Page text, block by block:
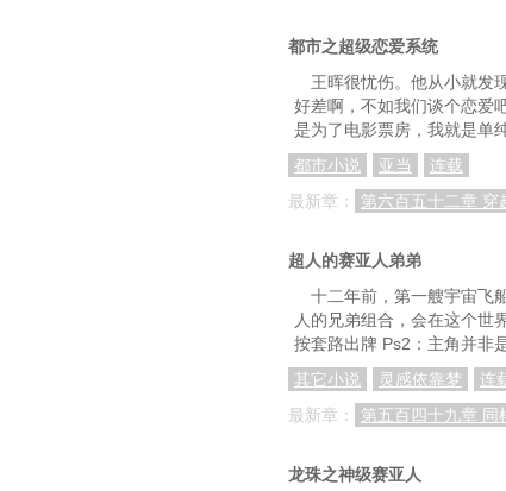
都市之超级恋爱系统
王晖很忧伤。他从小就发
好差啊，不如我们谈个恋爱
是为了电影票房，我就是单
都市小说
亚当
连载
最新章：
第六百五十二章 穿
超人的赛亚人弟弟
十二年前，第一艘宇宙飞
人的兄弟组合，会在这个世
按套路出牌 Ps2：主角并非
其它小说
灵感依靠梦
连
最新章：
第五百四十九章 同
龙珠之神级赛亚人